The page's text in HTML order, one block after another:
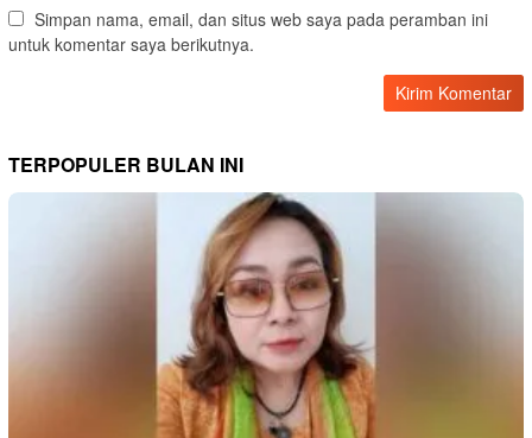
Simpan nama, email, dan situs web saya pada peramban ini
untuk komentar saya berikutnya.
TERPOPULER BULAN INI